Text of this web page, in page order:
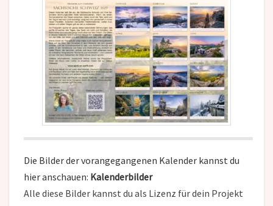
Die Bilder der vorangegangenen Kalender kannst du
hier anschauen: Kalenderbilder
Alle diese Bilder kannst du als Lizenz für dein Projekt